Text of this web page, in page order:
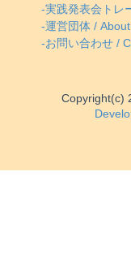
-実践発表会トレ
-運営団体 /
-お問い合わせ /
Copyright(c)